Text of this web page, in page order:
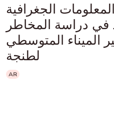
الجغرافية
في دراسة المخاطر
الميناء المتوسطي
لطنجة
AR